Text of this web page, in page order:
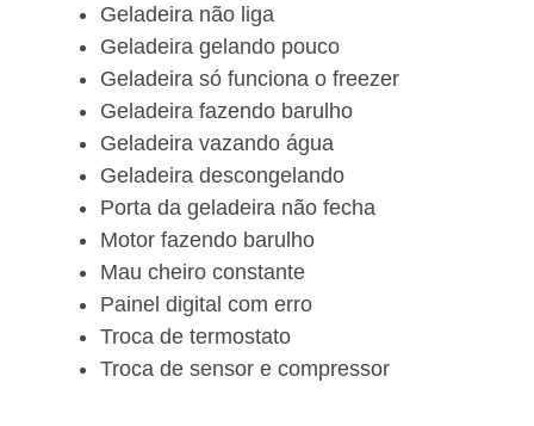
Geladeira não liga
Geladeira gelando pouco
Geladeira só funciona o freezer
Geladeira fazendo barulho
Geladeira vazando água
Geladeira descongelando
Porta da geladeira não fecha
Motor fazendo barulho
Mau cheiro constante
Painel digital com erro
Troca de termostato
Troca de sensor e compressor